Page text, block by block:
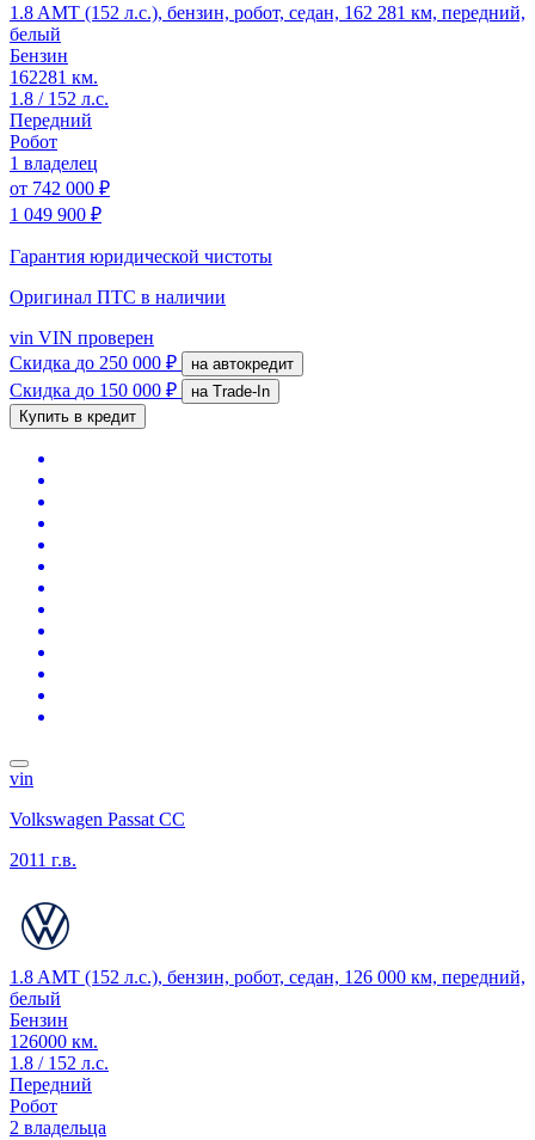
1.8 AMT (152 л.с.), бензин, робот, седан, 162 281 км, передний,
белый
Бензин
162281 км.
1.8 / 152 л.с.
Передний
Робот
1 владелец
от 742 000 ₽
1 049 900 ₽
Гарантия юридической чистоты
Оригинал ПТС в наличии
vin VIN проверен
Скидка до 250 000 ₽ на автокредит
Скидка до 150 000 ₽
на Trade-In
Купить в кредит
vin
Volkswagen Passat CC
2011 г.в.
1.8 AMT (152 л.с.), бензин, робот, седан, 126 000 км, передний,
белый
Бензин
126000 км.
1.8 / 152 л.с.
Передний
Робот
2 владельца